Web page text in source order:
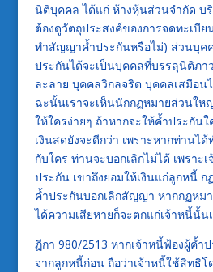
นิติบุคคล ได้แก่ ห้างหุ้นส่วนจำกัด บ
ต้องดูวัตถุประสงค์ของการจดทะเบี
ทำสัญญาค้ำประกันหรือไม่) ส่วนบุค
ประกันได้จะเป็นบุคคลที่บรรลุนิติภา
ละลาย บุคคลวิกลจริต บุคคลเสมือน
ฉะนั้นเราจะเห็นนักกฏหมายส่วนให
ให้ใครง่ายๆ ถ้าหากจะให้ค้ำประกัน
เงินสดยังจะดีกว่า เพราะหากท่าน
กับใคร ท่านจะบอกเลิกไม่ได้ เพราะ
ประกัน เขาถึงยอมให้เงินแก่ลูกหนี้
ค้ำประกันบอกเลิกสัญญา หากกฏหม
ได้ความเสียหายก็จะตกแก่เจ้าหนี้นั้น
ฏีกา 980/2513 หากเจ้าหนี้ฟ้องผู้ค้ำ
จากลูกหนี้ก่อน ถือว่าเจ้าหนี้ใช้สิทธิโ